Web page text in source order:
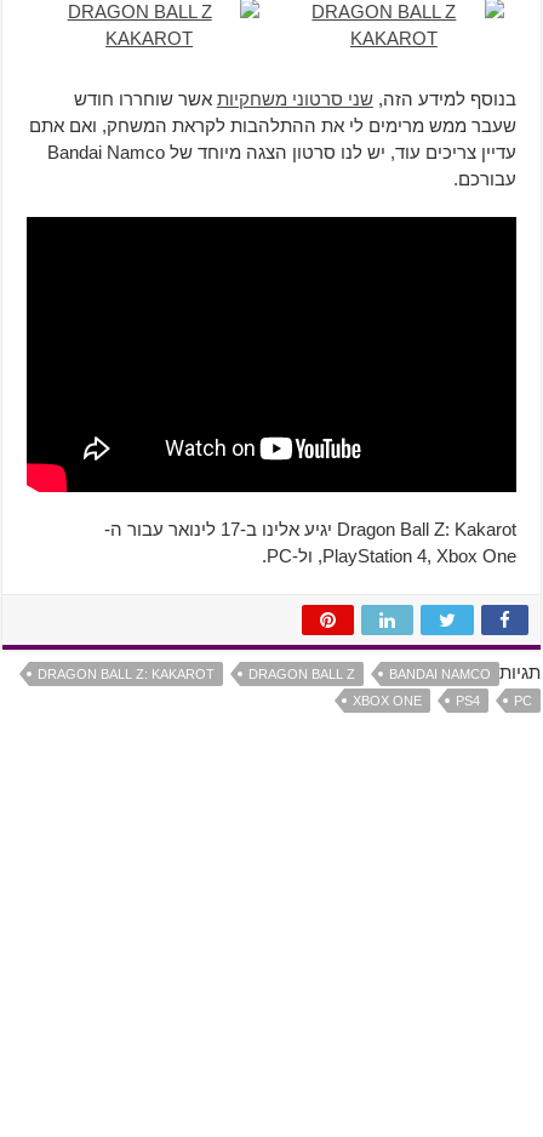
בנוסף למידע הזה, שני סרטוני משחקיותאשר שוחררו חודש
שעבר ממש מרימים לי את ההתלהבות לקראת המשחק, ואם אתם
עדיין צריכים עוד, יש לנו סרטון הצגה מיוחד של Bandai Namco
עבורכם.
Dragon Ball Z: Kakarot יגיע אלינו ב-17 לינואר עבור ה-
PlayStation 4, Xbox One, ול-PC.
תגיות BANDAI NAMCO
DRAGON BALL Z
DRAGON BALL Z: KAKAROT
PC
PS4
XBOX ONE